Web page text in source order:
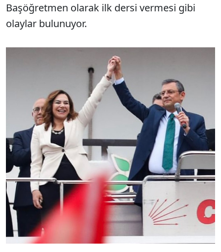
Başöğretmen olarak ilk dersi vermesi gibi
olaylar bulunuyor.